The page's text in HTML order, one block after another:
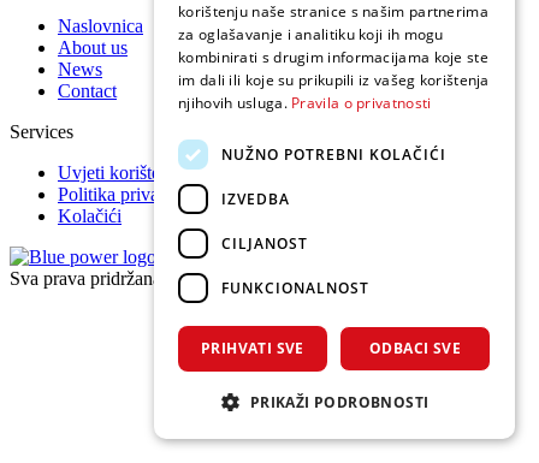
Naslovnica
About us
News
Contact
Services
Uvjeti korištenja
Politika privatnosti
Kolačići
Sva prava pridržana 2026 © Cummins Adriatic
korištenju naše stranice s našim partnerima
za oglašavanje i analitiku koji ih mogu
kombinirati s drugim informacijama koje ste
im dali ili koje su prikupili iz vašeg korištenja
njihovih usluga. Pravila o privatnosti
NUŽNO POTREBNI KOLAČIĆI
IZVEDBA
CILJANOST
FUNKCIONALNOST
PRIHVATI SVE ODBACI SVE
PRIKAŽI PODROBNOSTI